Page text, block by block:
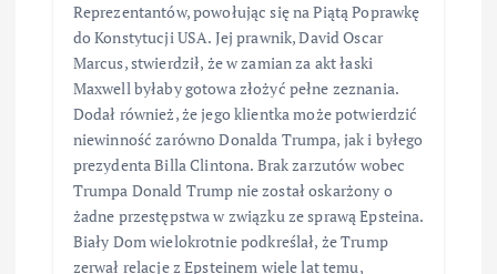
Reprezentantów, powołując się na Piątą Poprawkę
do Konstytucji USA. Jej prawnik, David Oscar
Marcus, stwierdził, że w zamian za akt łaski
Maxwell byłaby gotowa złożyć pełne zeznania.
Dodał również, że jego klientka może potwierdzić
niewinność zarówno Donalda Trumpa, jak i byłego
prezydenta Billa Clintona. Brak zarzutów wobec
Trumpa Donald Trump nie został oskarżony o
żadne przestępstwa w związku ze sprawą Epsteina.
Biały Dom wielokrotnie podkreślał, że Trump
zerwał relacje z Epsteinem wiele lat temu,